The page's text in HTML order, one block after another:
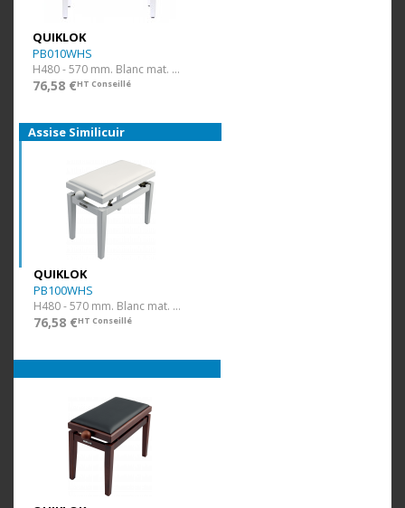
QUIKLOK
PB010WHS
H480 - 570 mm. Blanc mat. Assise Velour.
76,58 €HT Conseillé
Assise Similicuir
QUIKLOK
PB100WHS
H480 - 570 mm. Blanc mat. Assise Simili.
76,58 €HT Conseillé